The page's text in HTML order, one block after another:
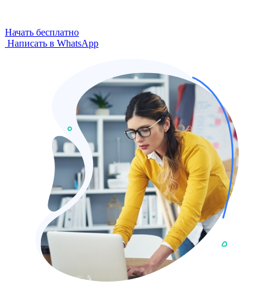
Начать бесплатно
Написать в WhatsApp